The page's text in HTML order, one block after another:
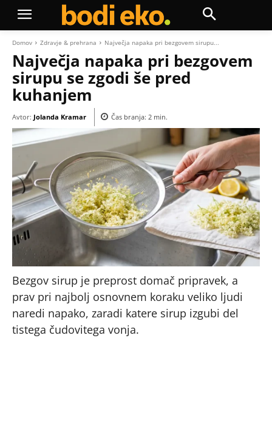
Domov Zdravje & prehrana Največja napaka pri bezgovem sirupu...
Največja napaka pri bezgovem
sirupu se zgodi še pred
kuhanjem
Avtor: Jolanda Kramar Čas branja: 2 min.
Bezgov sirup je preprost domač pripravek, a
prav pri najbolj osnovnem koraku veliko ljudi
naredi napako, zaradi katere sirup izgubi del
tistega čudovitega vonja.